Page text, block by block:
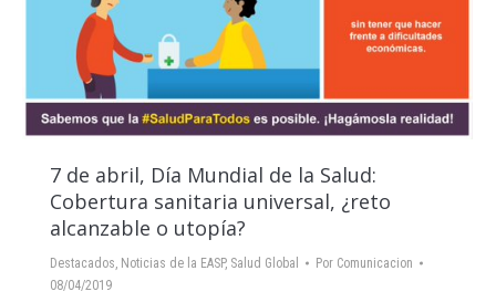
7 de abril, Día Mundial de la Salud:
Cobertura sanitaria universal, ¿reto
alcanzable o utopía?
Destacados Noticias de la EASP, Salud Global Por Comunicacion
08/04/2019